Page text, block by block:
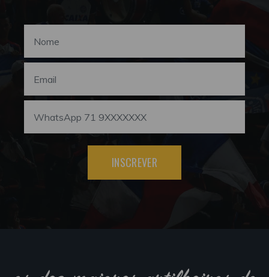
INSCREVER